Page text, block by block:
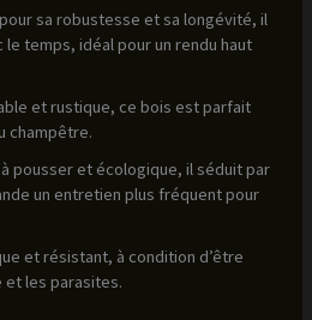
sa robustesse et sa longévité, il
temps, idéal pour un rendu haut
et rustique, ce bois est parfait
champêtre.
pousser et écologique, il séduit par
un entretien plus fréquent pour
et résistant, à condition d’être
et les parasites.